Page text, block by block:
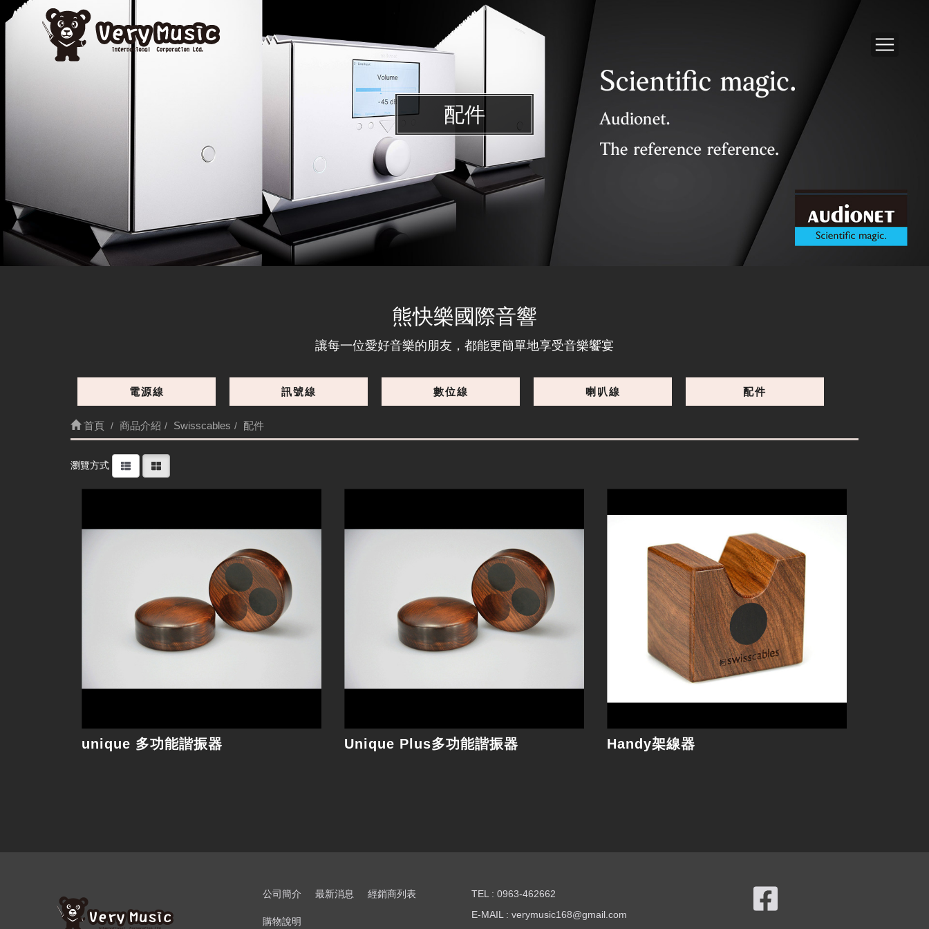
配件
熊快樂國際音響
讓每一位愛好音樂的朋友，都能更簡單地享受音樂饗宴
電源線 訊號線 數位線 喇叭線 配件
首頁 商品介紹 Swisscables 配件
瀏覽方式
unique 多功能諧振器
unique 多功能諧振器
Unique Plus多功能諧振器
提供您完美、好聲的調音。
Unique Plus多功能諧振器 Handy架線器
公司簡介 最新消息 經銷商列表
購物說明
TEL : 0963-462662
E-MAIL : verymusic168@gmail.com